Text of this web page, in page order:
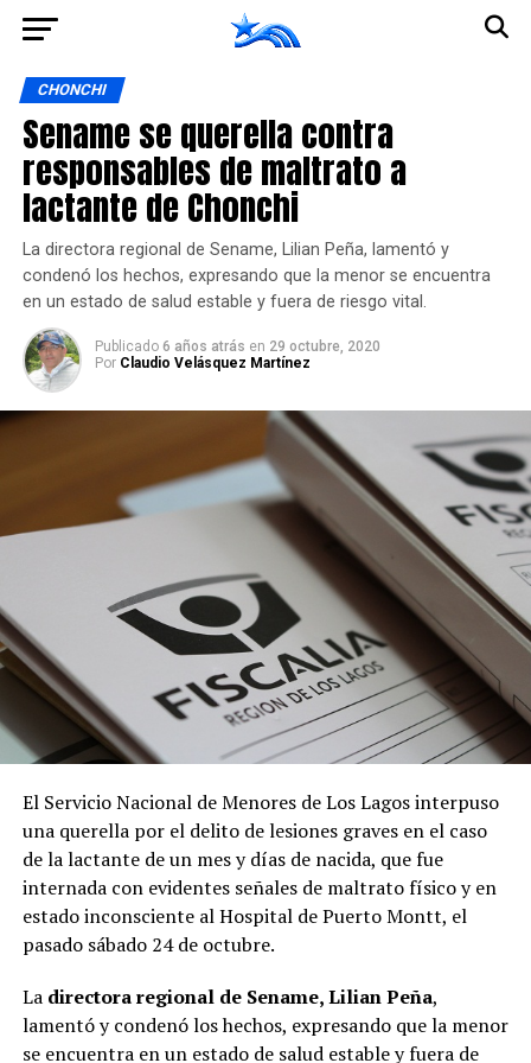
CHONCHI
Sename se querella contra
responsables de maltrato a
lactante de Chonchi
La directora regional de Sename, Lilian Peña, lamentó y
condenó los hechos, expresando que la menor se encuentra
en un estado de salud estable y fuera de riesgo vital.
Publicado 6 años atrás en 29 octubre, 2020
Por Claudio Velásquez Martínez
El Servicio Nacional de Menores de Los Lagos interpuso
una querella por el delito de lesiones graves en el caso
de la lactante de un mes y días de nacida, que fue
internada con evidentes señales de maltrato físico y en
estado inconsciente al Hospital de Puerto Montt, el
pasado sábado 24 de octubre.
La directora regional de Sename, Lilian Peña,
lamentó y condenó los hechos, expresando que la menor
se encuentra en un estado de salud estable y fuera de
Ir a la versión móvil